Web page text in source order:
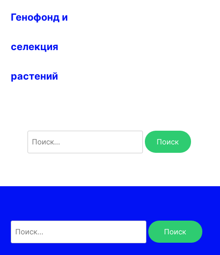
Генофонд и
селекция
растений
Найти: